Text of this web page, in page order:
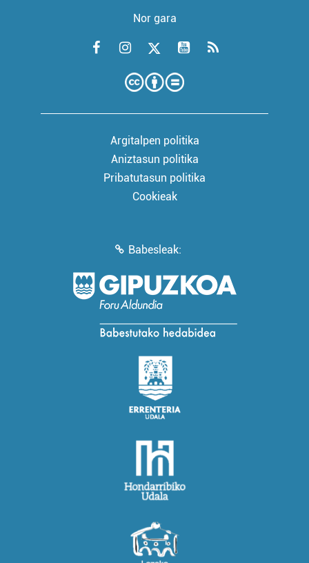
Nor gara
Argitalpen politika
Aniztasun politika
Pribatutasun politika
Cookieak
Babesleak: